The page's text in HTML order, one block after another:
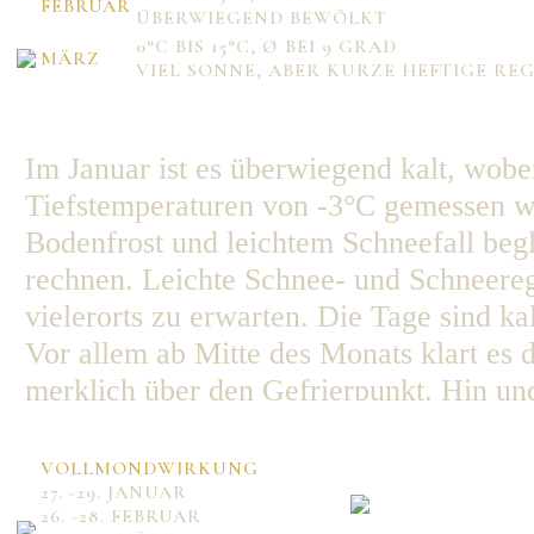
15
16171819 20 21
2223 24252627 28
293031
FEBRUAR ÜBERWIEGEND BEWÖLKT
MÄRZ
0°C BIS 15°C, Ø BEI 9 GRAD
VIEL SONNE, ABER KURZE HEFTIGE
Im Januar ist es überwiegend kalt,
Tiefstemperaturen von -3°C gemessen
Bodenfrost und leichtem Schneefall
rechnen. Leichte Schnee- und
vielerorts zu erwarten. Die Tage sind
Vor allem ab Mitte des Monats klart es
merklich über den Gefrierpunkt. Hin
Ende des Monats wird es wieder
wieder auf 0°C fallen. Tief Veronica
VOLLMONDWIRKUNG
27. -29. JANUAR
26. -28. FEBRUAR